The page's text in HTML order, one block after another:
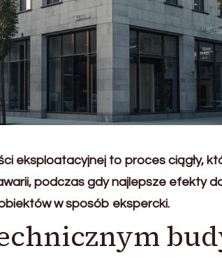
eksploatacyjnej to proces ciągły,
podczas gdy najlepsze efekty
w sposób ekspercki.